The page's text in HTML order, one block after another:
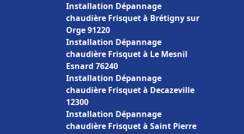
Installation Dépannage
chaudière Frisquet à Brétigny sur
Orge 91220
Installation Dépannage
chaudière Frisquet à Le Mesnil
Esnard 76240
Installation Dépannage
chaudière Frisquet à Decazeville
12300
Installation Dépannage
chaudière Frisquet à Saint Pierre